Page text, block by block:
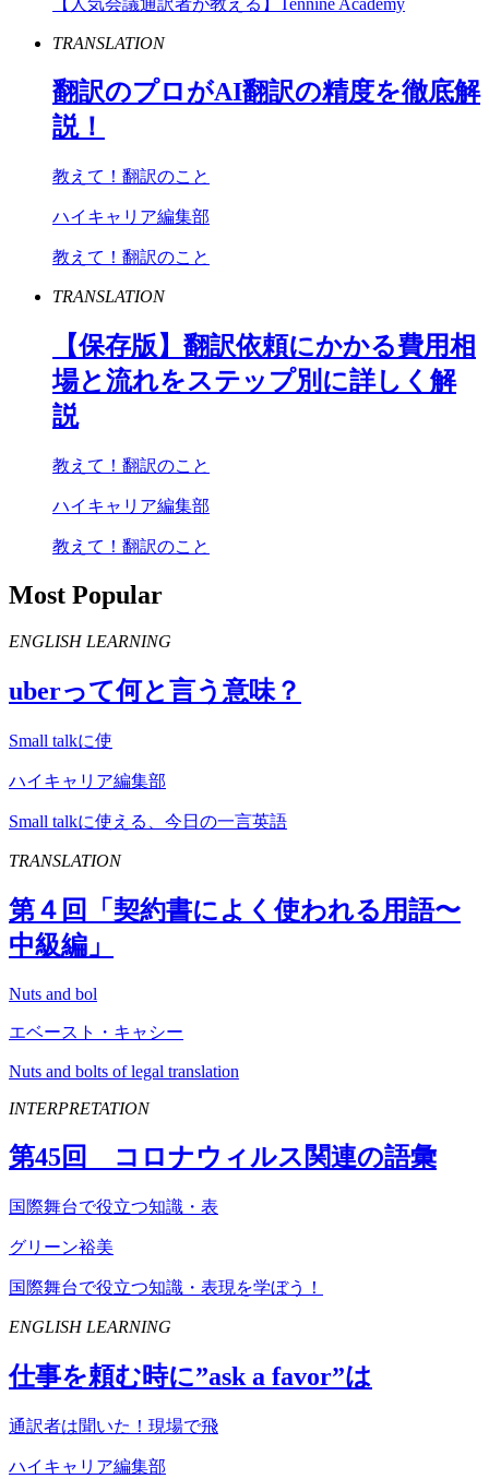
TRANSLATION
翻訳のプロがAI翻訳の精度を徹底解
説！
教えて！翻訳のこと
ハイキャリア編集部
教えて！翻訳のこと
TRANSLATION
【保存版】翻訳依頼にかかる費用相
場と流れをステップ別に詳しく解
説
教えて！翻訳のこと
ハイキャリア編集部
教えて！翻訳のこと
Most Popular
ENGLISH LEARNING
uberって何と言う意味？
Small talkに使
ハイキャリア編集部
Small talkに使える、今日の一言英語
TRANSLATION
第４回「契約書によく使われる用語〜
中級編」
Nuts and bol
エベースト・キャシー
Nuts and bolts of legal translation
INTERPRETATION
第45回 コロナウィルス関連の語彙
国際舞台で役立つ知識・表
グリーン裕美
国際舞台で役立つ知識・表現を学ぼう！
ENGLISH LEARNING
仕事を頼む時に”ask a favor”は
通訳者は聞いた！現場で飛
ハイキャリア編集部